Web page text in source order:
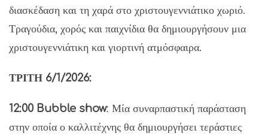
διασκέδαση και τη χαρά στο χριστουγεννιάτικο χωριό.
Τραγούδια, χορός και παιχνίδια θα δημιουργήσουν μια
χριστουγεννιάτικη και γιορτινή ατμόσφαιρα.
ΤΡΙΤΗ 6/1/2026:
12:00 Bubble show: Μία συναρπαστική παράσταση
στην οποία ο καλλιτέχνης θα δημιουργήσει τεράστιες